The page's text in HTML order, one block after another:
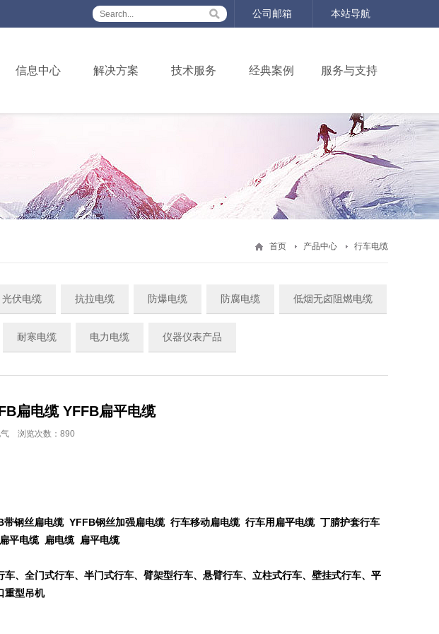
公司邮箱 本站导航
信息中心 解决方案 技术服务 经典案例 服务与支持
首页 产品中心 行车电缆
光伏电缆 抗拉电缆 防爆电缆 防腐电缆 低烟无卤阻燃电缆
耐寒电缆 电力电缆 仪器仪表产品
扁电缆 YFFB扁平电缆
浏览次数：890
钢丝扁电缆 YFFB钢丝加强扁电缆 行车移动扁电缆 行车用扁平电缆 丁腈护套行车
平电缆 扁电缆 扁平电缆
、全门式行车、半门式行车、臂架型行车、悬臂行车、立柱式行车、壁挂式行车、平
重型吊机